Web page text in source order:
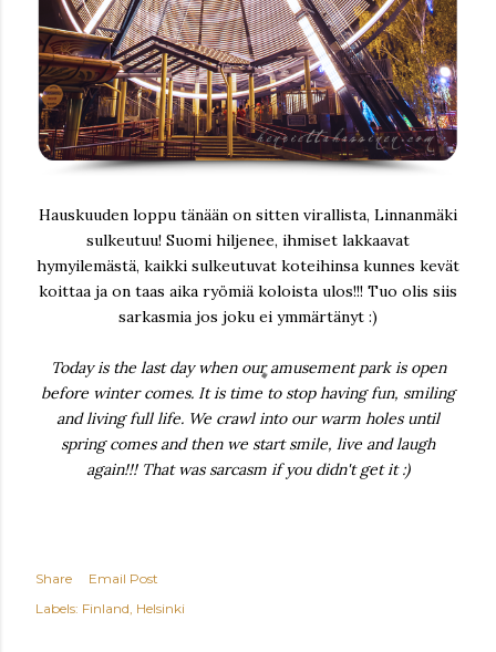
Hauskuuden loppu tänään on sitten virallista, Linnanmäki
sulkeutuu! Suomi hiljenee, ihmiset lakkaavat
hymyilemästä, kaikki sulkeutuvat koteihinsa kunnes kevät
koittaa ja on taas aika ryömiä koloista ulos!!! Tuo olis siis
sarkasmia jos joku ei ymmärtänyt :)
Today is the last day when our amusement park is open
before winter comes. It is time to stop having fun, smiling
and living full life. We crawl into our warm holes until
spring comes and then we start smile, live and laugh
again!!! That was sarcasm if you didn't get it :)
Share
Email Post
Labels: Finland Helsinki